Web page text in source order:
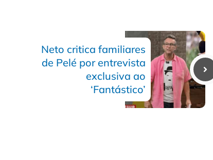
Neto critica familiares
de Pelé por entrevista
exclusiva ao
‘Fantástico’